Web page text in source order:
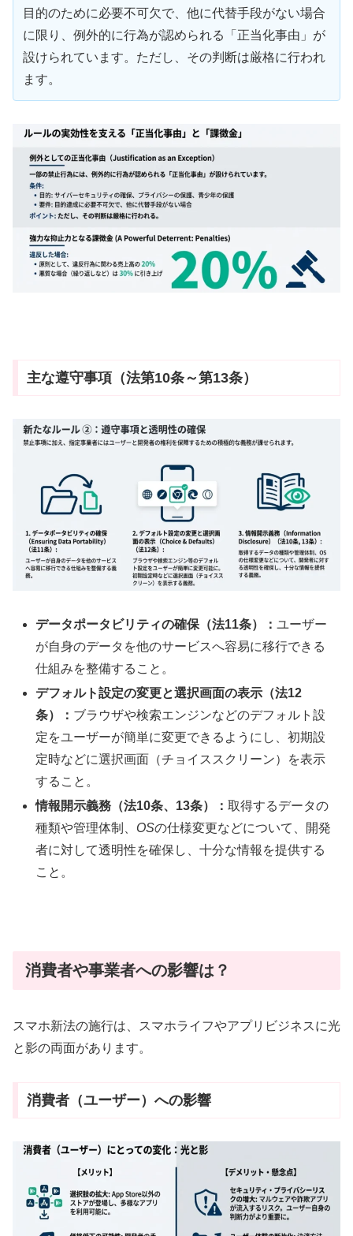
目的のために必要不可欠で、他に代替手段がない場合
に限り、例外的に行為が認められる「正当化事由」が
設けられています。ただし、その判断は厳格に行われ
ます。
主な遵守事項（法第10条～第13条）
データポータビリティの確保（法11条）：ユーザー
が自身のデータを他のサービスへ容易に移行できる
仕組みを整備すること。
デフォルト設定の変更と選択画面の表示（法12
条）： ブラウザや検索エンジンなどのデフォルト設
定をユーザーが簡単に変更できるようにし、初期設
定時などに選択画面（チョイススクリーン）を表示
すること。
情報開示義務（法10条、13条）：取得するデータの
種類や管理体制、 OSの仕様変更などについて、開発
者に対して透明性を確保し、十分な情報を提供する
こと。
消費者や事業者への影響は？
スマホ新法の施行は、スマホライフやアプリビジネスに光
と影の両面があります。
消費者（ユーザー）への影響